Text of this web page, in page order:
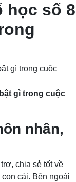
học số 8
gì trong cuộc
nhân,
chia sẻ tốt về
cái. Bên ngoài